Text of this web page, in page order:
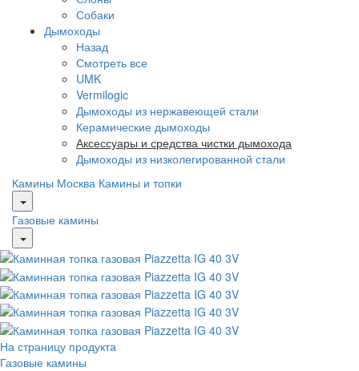
Собаки
Дымоходы
Назад
Смотреть все
UMK
Vermilogic
Дымоходы из нержавеющей стали
Керамические дымоходы
Аксессуары и средства чистки дымохода
Дымоходы из низколегированной стали
Камины Москва Камины и топки
Газовые камины
На страницу продукта
Газовые камины